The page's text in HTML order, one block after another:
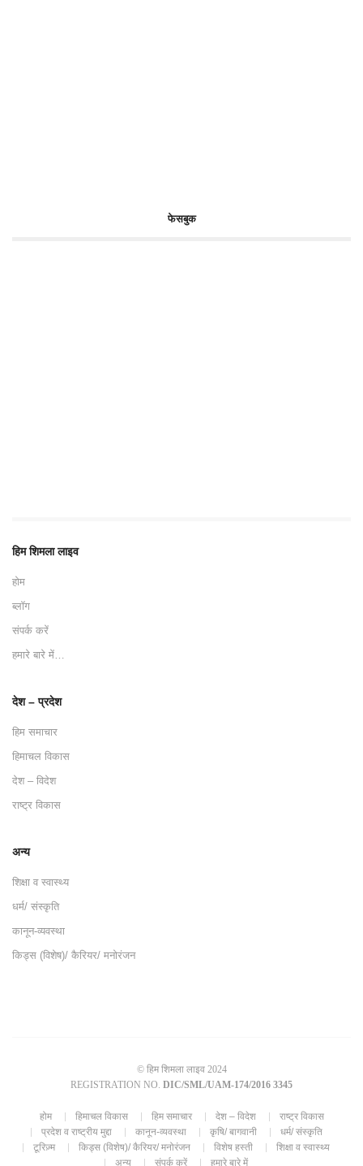
फेसबुक
हिम शिमला लाइव
होम
ब्लॉग
संपर्क करें
हमारे बारे में…
देश – प्रदेश
हिम समाचार
हिमाचल विकास
देश – विदेश
राष्ट्र विकास
अन्य
शिक्षा व स्वास्थ्य
धर्म/ संस्कृति
कानून-व्यवस्था
किड्स (विशेष)/ कैरियर/ मनोरंजन
© हिम शिमला लाइव 2024
REGISTRATION NO. DIC/SML/UAM-174/2016 3345
होम हिमाचल विकास हिम समाचार देश – विदेश
राष्ट्र विकास
प्रदेश व राष्ट्रीय मुद्दा
कानून-व्यवस्था कृषि/ बागवानी
धर्म/ संस्कृति
टूरिज़्म
किड्स (विशेष)/ कैरियर/ मनोरंजन विशेष हस्ती
शिक्षा व स्वास्थ्य
अन्य
संपर्क करें हमारे बारे में